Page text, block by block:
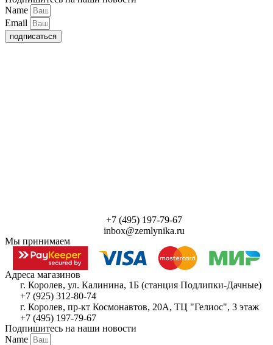
Name
Email
подписаться
+7 (495) 197-79-67
inbox@zemlynika.ru
Мы принимаем
Адреса магазинов
г. Королев, ул. Калинина, 1Б (станция Подлипки-Дачные)
+7 (925) 312-80-74
г. Королев, пр-кт Космонавтов, 20А, ТЦ "Гелиос", 3 этаж
+7 (495) 197-79-67
Подпишитесь на наши новости
Name